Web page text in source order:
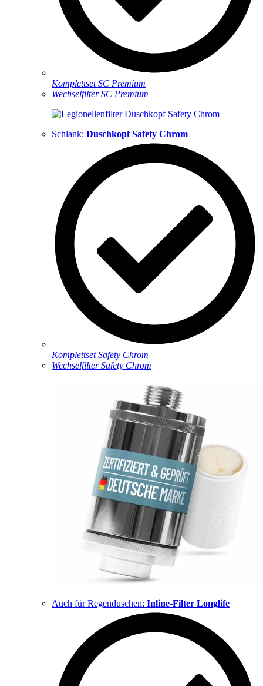
Komplettset SC Premium
Wechselfilter SC Premium
Schlank: Duschkopf Safety Chrom
Komplettset Safety Chrom
Wechselfilter Safety Chrom
Auch für Regenduschen: Inline-Filter Longlife